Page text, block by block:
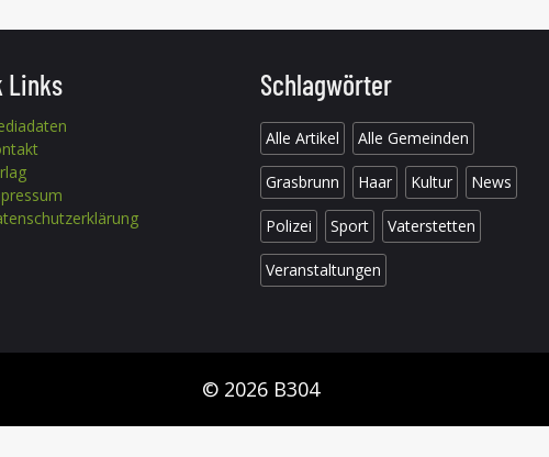
Links Schlagwörter
Alle Artikel Alle Gemeinden
Grasbrunn Haar Kultur News
Polizei Sport Vaterstetten
Veranstaltungen
© 2026 B304